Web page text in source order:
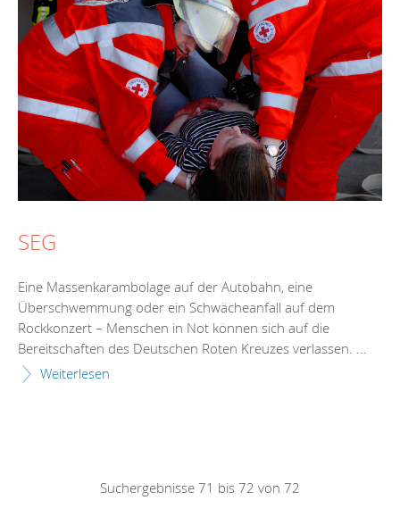
SEG
Eine Massenkarambolage auf der Autobahn, eine
Überschwemmung oder ein Schwächeanfall auf dem
Rockkonzert – Menschen in Not können sich auf die
Bereitschaften des Deutschen Roten Kreuzes verlassen. ...
Weiterlesen
Suchergebnisse 71 bis 72 von 72